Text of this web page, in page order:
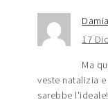
17
Ma
veste natalizia
sarebbe